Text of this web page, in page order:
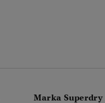
Marka Superdry